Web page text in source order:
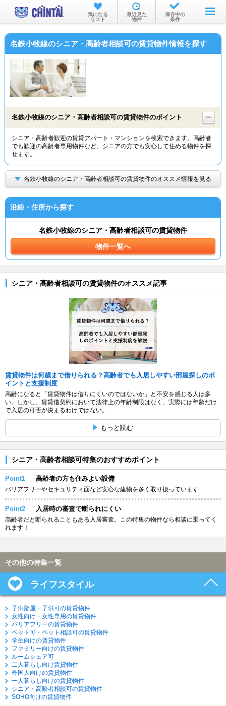
お部屋を探す
沿線・駅から
物件特集から
TOP
気になる
リスト
最近見た
物件
保存中の
条件
名鉄小牧線のシニア・高齢者相談可の賃貸物件情報を探す
名鉄小牧線のシニア・高齢者相談可の賃貸物件のポイント
シニア・高齢者歓迎の賃貸アパート・マンションを検索できます。高齢者
でも歓迎の高齢者専用物件など、シニアの方でも安心して住める物件を探
せます。
名鉄小牧線のシニア・高齢者相談可の賃貸物件のオススメ情報を見る
沿線・住所から探す
名鉄小牧線のシニア・高齢者相談可の賃貸物件
物件一覧へ
シニア・高齢者相談可の賃貸物件のオススメ記事
賃貸物件は何歳まで借りられる？高齢者でも入居しやすい部屋探しのポ
イントと支援制度
高齢になると「賃貸物件は借りにくいのではないか」と不安を感じる人は多
い。しかし、賃貸借契約において法律上の年齢制限はなく、実際には年齢だけ
で入居の可否が決まるわけではない。...
もっと読む
シニア・高齢者相談可特集のおすすめポイント
Point1 高齢者の方も住みよい設備
バリアフリーやセキュリティ面など安心な建物を多く取り扱っています
Point2 入居時の審査で断られにくい
高齢者だと断られることもある入居審査。この特集の物件なら相談に乗ってく
れます！
その他の特集一覧
ライフスタイル
子供部屋・子供可の賃貸物件
女性向け・女性専用の賃貸物件
バリアフリーの賃貸物件
ペット可・ペット相談可の賃貸物件
学生向けの賃貸物件
ファミリー向けの賃貸物件
ルームシェア可
二人暮らし向け賃貸物件
外国人向けの賃貸物件
一人暮らし向けの賃貸物件
シニア・高齢者相談可の賃貸物件
SOHO向けの賃貸物件